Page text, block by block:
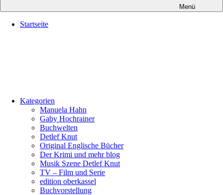
Menü
Startseite
Kategorien
Manuela Hahn
Gaby Hochrainer
Buchwelten
Detlef Knut
Original Englische Bücher
Der Krimi und mehr blog
Musik Szene Detlef Knut
TV – Film und Serie
edition oberkassel
Buchvorstellung